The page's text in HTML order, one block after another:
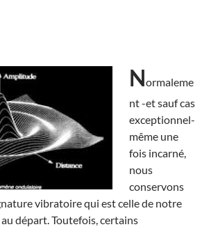
Normaleme
nt -et sauf cas
exceptionnel-
même une
fois incarné,
nous
conservons
vibratoire qui est celle de notre
départ. Toutefois, certains